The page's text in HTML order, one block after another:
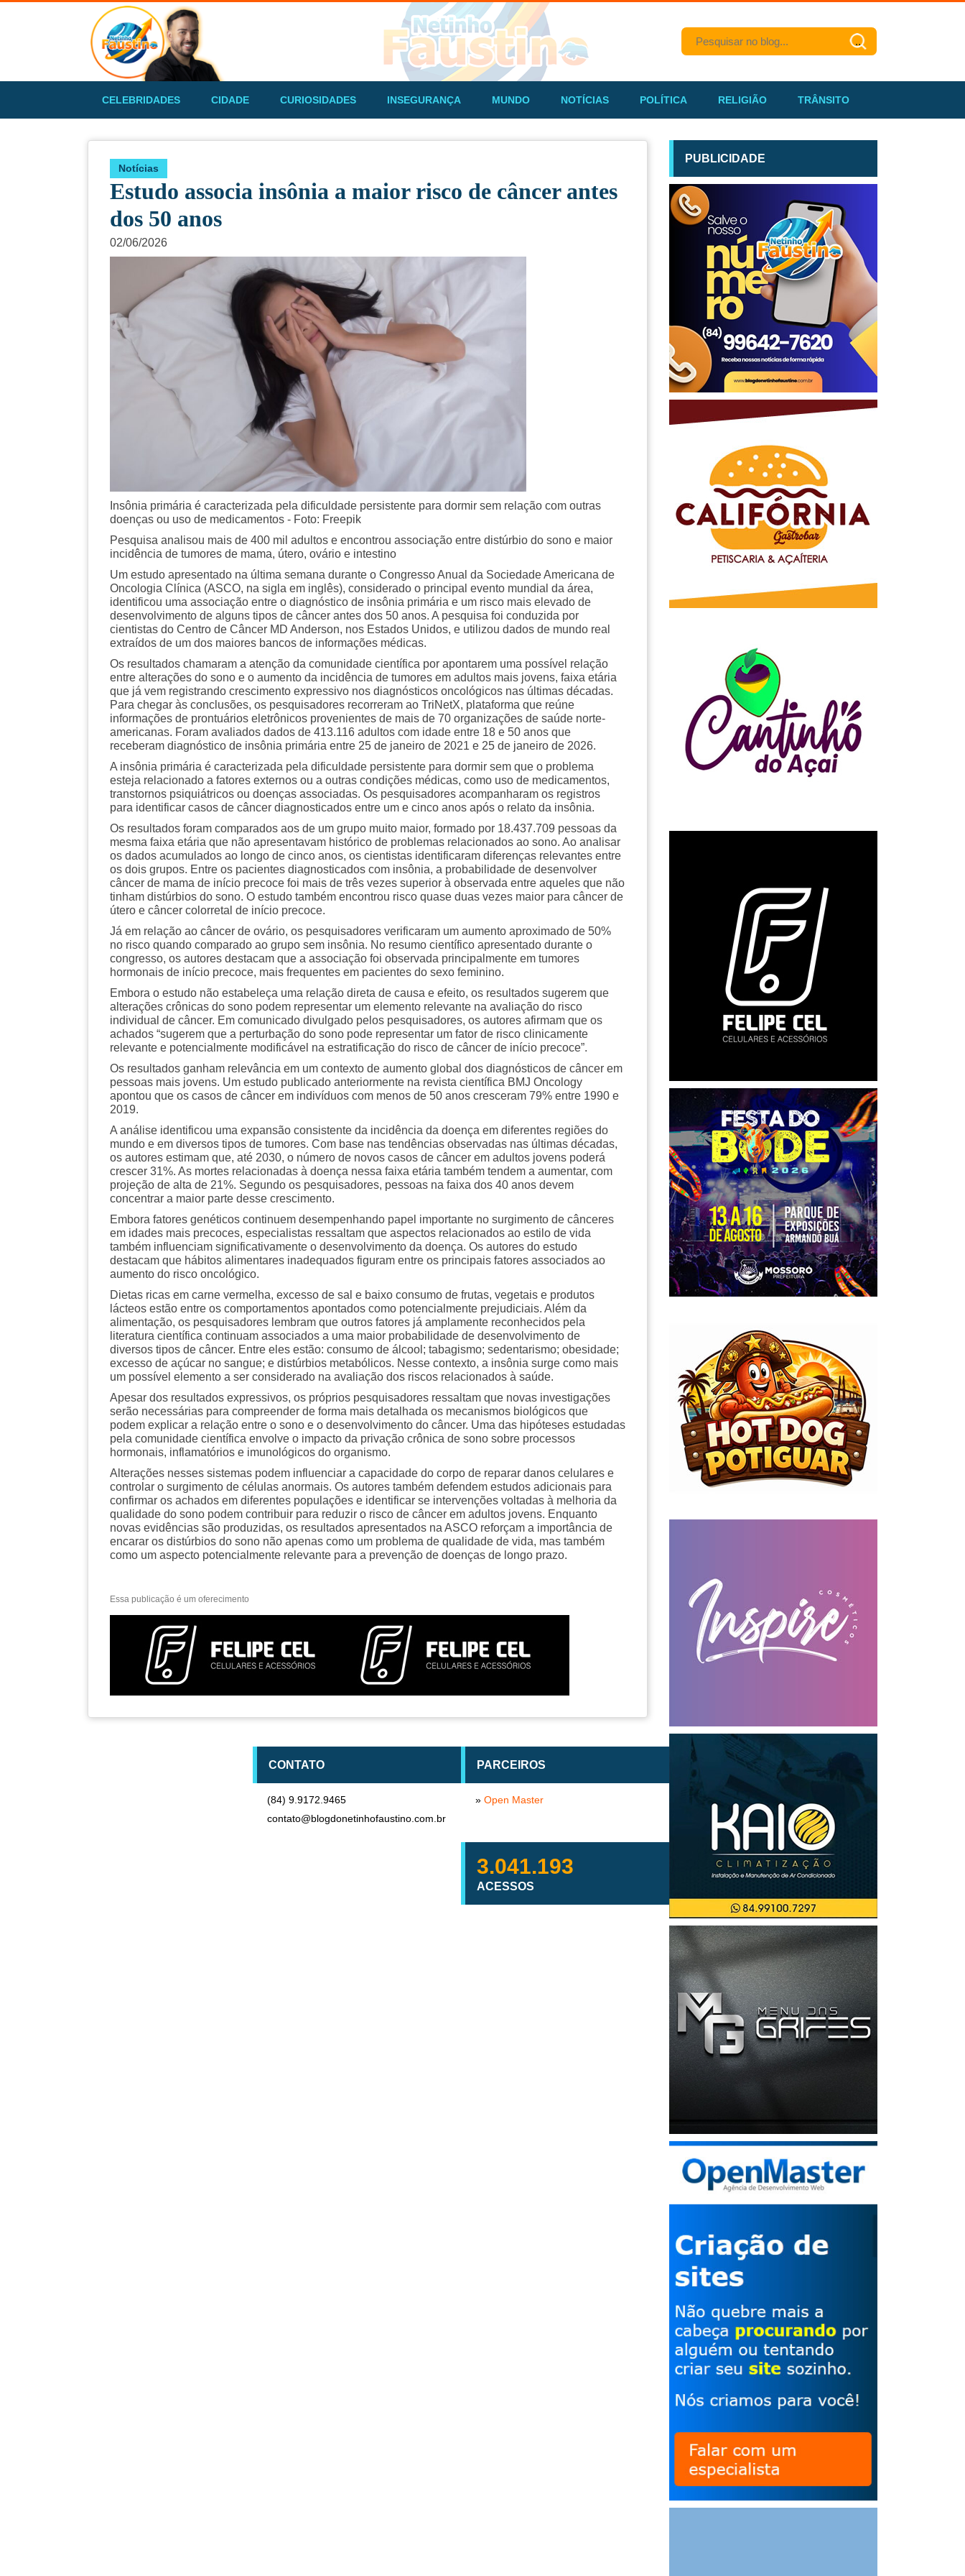
CELEBRIDADES CIDADE CURIOSIDADES INSEGURANÇA MUNDO NOTÍCIAS POLÍTICA RELIGIÃO TRÂNSITO
Notícias
Estudo associa insônia a maior risco de câncer antes
dos 50 anos
02/06/2026
Insônia primária é caracterizada pela dificuldade persistente para dormir sem relação com outras
doenças ou uso de medicamentos - Foto: Freepik
Pesquisa analisou mais de 400 mil adultos e encontrou associação entre distúrbio do sono e maior
incidência de tumores de mama, útero, ovário e intestino
Um estudo apresentado na última semana durante o Congresso Anual da Sociedade Americana de
Oncologia Clínica (ASCO, na sigla em inglês), considerado o principal evento mundial da área,
identificou uma associação entre o diagnóstico de insônia primária e um risco mais elevado de
desenvolvimento de alguns tipos de câncer antes dos 50 anos. A pesquisa foi conduzida por
cientistas do Centro de Câncer MD Anderson, nos Estados Unidos, e utilizou dados de mundo real
extraídos de um dos maiores bancos de informações médicas.
Os resultados chamaram a atenção da comunidade científica por apontarem uma possível relação
entre alterações do sono e o aumento da incidência de tumores em adultos mais jovens, faixa etária
que já vem registrando crescimento expressivo nos diagnósticos oncológicos nas últimas décadas.
Para chegar às conclusões, os pesquisadores recorreram ao TriNetX, plataforma que reúne
informações de prontuários eletrônicos provenientes de mais de 70 organizações de saúde norte-
americanas. Foram avaliados dados de 413.116 adultos com idade entre 18 e 50 anos que
receberam diagnóstico de insônia primária entre 25 de janeiro de 2021 e 25 de janeiro de 2026.
A insônia primária é caracterizada pela dificuldade persistente para dormir sem que o problema
esteja relacionado a fatores externos ou a outras condições médicas, como uso de medicamentos,
transtornos psiquiátricos ou doenças associadas. Os pesquisadores acompanharam os registros
para identificar casos de câncer diagnosticados entre um e cinco anos após o relato da insônia.
Os resultados foram comparados aos de um grupo muito maior, formado por 18.437.709 pessoas da
mesma faixa etária que não apresentavam histórico de problemas relacionados ao sono. Ao analisar
os dados acumulados ao longo de cinco anos, os cientistas identificaram diferenças relevantes entre
os dois grupos. Entre os pacientes diagnosticados com insônia, a probabilidade de desenvolver
câncer de mama de início precoce foi mais de três vezes superior à observada entre aqueles que não
tinham distúrbios do sono. O estudo também encontrou risco quase duas vezes maior para câncer de
útero e câncer colorretal de início precoce.
Já em relação ao câncer de ovário, os pesquisadores verificaram um aumento aproximado de 50%
no risco quando comparado ao grupo sem insônia. No resumo científico apresentado durante o
congresso, os autores destacam que a associação foi observada principalmente em tumores
hormonais de início precoce, mais frequentes em pacientes do sexo feminino.
Embora o estudo não estabeleça uma relação direta de causa e efeito, os resultados sugerem que
alterações crônicas do sono podem representar um elemento relevante na avaliação do risco
individual de câncer. Em comunicado divulgado pelos pesquisadores, os autores afirmam que os
achados “sugerem que a perturbação do sono pode representar um fator de risco clinicamente
relevante e potencialmente modificável na estratificação do risco de câncer de início precoce”.
Os resultados ganham relevância em um contexto de aumento global dos diagnósticos de câncer em
pessoas mais jovens. Um estudo publicado anteriormente na revista científica BMJ Oncology
apontou que os casos de câncer em indivíduos com menos de 50 anos cresceram 79% entre 1990 e
2019.
A análise identificou uma expansão consistente da incidência da doença em diferentes regiões do
mundo e em diversos tipos de tumores. Com base nas tendências observadas nas últimas décadas,
os autores estimam que, até 2030, o número de novos casos de câncer em adultos jovens poderá
crescer 31%. As mortes relacionadas à doença nessa faixa etária também tendem a aumentar, com
projeção de alta de 21%. Segundo os pesquisadores, pessoas na faixa dos 40 anos devem
concentrar a maior parte desse crescimento.
Embora fatores genéticos continuem desempenhando papel importante no surgimento de cânceres
em idades mais precoces, especialistas ressaltam que aspectos relacionados ao estilo de vida
também influenciam significativamente o desenvolvimento da doença. Os autores do estudo
destacam que hábitos alimentares inadequados figuram entre os principais fatores associados ao
aumento do risco oncológico.
Dietas ricas em carne vermelha, excesso de sal e baixo consumo de frutas, vegetais e produtos
lácteos estão entre os comportamentos apontados como potencialmente prejudiciais. Além da
alimentação, os pesquisadores lembram que outros fatores já amplamente reconhecidos pela
literatura científica continuam associados a uma maior probabilidade de desenvolvimento de
diversos tipos de câncer. Entre eles estão: consumo de álcool; tabagismo; sedentarismo; obesidade;
excesso de açúcar no sangue; e distúrbios metabólicos. Nesse contexto, a insônia surge como mais
um possível elemento a ser considerado na avaliação dos riscos relacionados à saúde.
Apesar dos resultados expressivos, os próprios pesquisadores ressaltam que novas investigações
serão necessárias para compreender de forma mais detalhada os mecanismos biológicos que
podem explicar a relação entre o sono e o desenvolvimento do câncer. Uma das hipóteses estudadas
pela comunidade científica envolve o impacto da privação crônica de sono sobre processos
hormonais, inflamatórios e imunológicos do organismo.
Alterações nesses sistemas podem influenciar a capacidade do corpo de reparar danos celulares e
controlar o surgimento de células anormais. Os autores também defendem estudos adicionais para
confirmar os achados em diferentes populações e identificar se intervenções voltadas à melhoria da
qualidade do sono podem contribuir para reduzir o risco de câncer em adultos jovens. Enquanto
novas evidências são produzidas, os resultados apresentados na ASCO reforçam a importância de
encarar os distúrbios do sono não apenas como um problema de qualidade de vida, mas também
como um aspecto potencialmente relevante para a prevenção de doenças de longo prazo.
Essa publicação é um oferecimento
PUBLICIDADE
PARCEIROS
» Open Master
CONTATO
(84) 9.9172.9465
contato@blogdonetinhofaustino.com.br
3.041.193
ACESSOS